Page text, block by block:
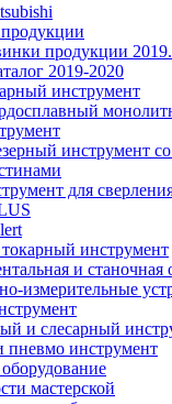
продукции
2019-2020
инструмент
инструмент
для
инструмент
и станочная
измерительные
и слесарный
пневмо инструмент
мастерской